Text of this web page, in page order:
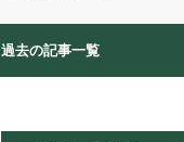
過去の記事一覧